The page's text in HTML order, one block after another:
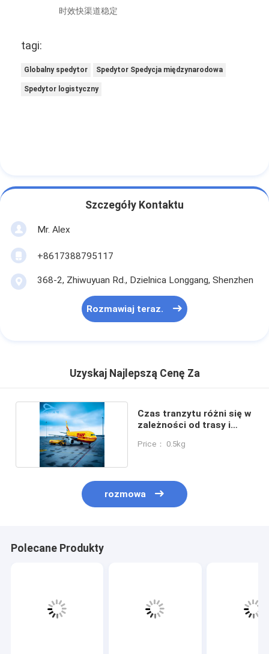
时效快渠道稳定
tagi:
Globalny spedytor Spedytor Spedycja międzynarodowa
Spedytor logistyczny
Szczegóły Kontaktu
Mr. Alex
+8617388795117
368-2, Zhiwuyuan Rd., Dzielnica Longgang, Shenzhen
Rozmawiaj teraz.
Uzyskaj Najlepszą Cenę Za
Czas tranzytu różni się w
zależności od trasy i
Price： 0.5kg
rozmowa
Polecane Produkty